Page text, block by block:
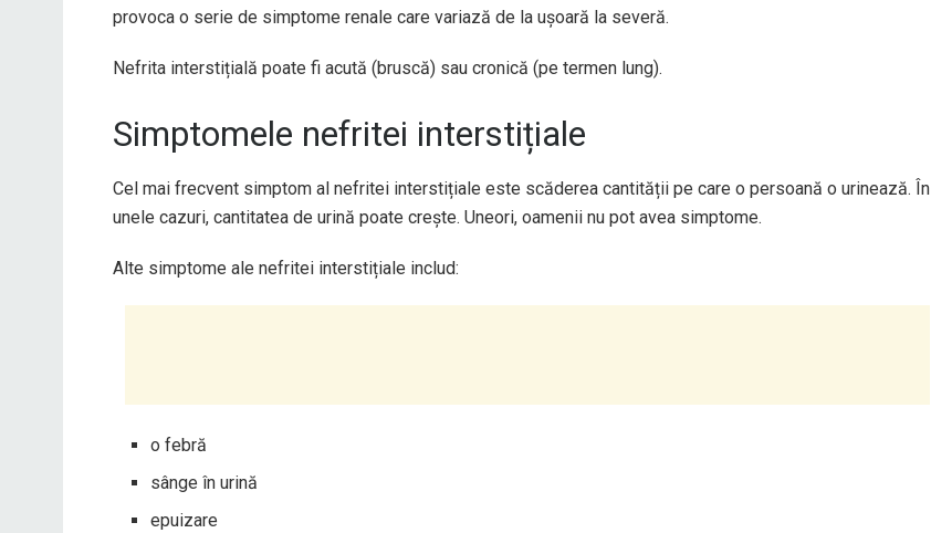
provoca o serie de simptome renale care variază de la ușoară la severă.
Nefrita interstițială poate fi acută (bruscă) sau cronică (pe termen lung).
Simptomele nefritei interstițiale
Cel mai frecvent simptom al nefritei interstițiale este scăderea cantității pe care o persoană o urinează. În
unele cazuri, cantitatea de urină poate crește. Uneori, oamenii nu pot avea simptome.
Alte simptome ale nefritei interstițiale includ:
o febră
sânge în urină
epuizare